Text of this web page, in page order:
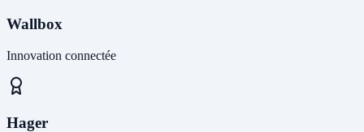
Wallbox
Innovation connectée
Hager